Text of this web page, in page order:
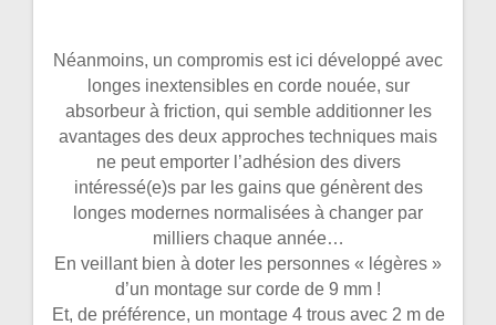
Néanmoins, un compromis est ici développé avec
longes inextensibles en corde nouée, sur
absorbeur à friction, qui semble additionner les
avantages des deux approches techniques mais
ne peut emporter l’adhésion des divers
intéressé(e)s par les gains que génèrent des
longes modernes normalisées à changer par
milliers chaque année…
En veillant bien à doter les personnes « légères »
d’un montage sur corde de 9 mm !
Et, de préférence, un montage 4 trous avec 2 m de